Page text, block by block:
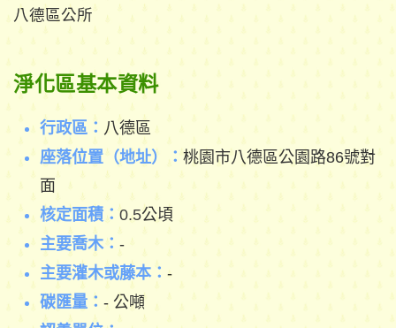
八德區公所
淨化區基本資料
行政區： 八德區
座落位置（地址）： 桃園市八德區公園路86號對
面
核定面積：0.5公頃
主要喬木： -
主要灌木或藤本： -
碳匯量： - 公噸